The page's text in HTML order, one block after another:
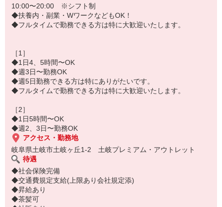
・会計レジ対応
・ラッピングなど
■商品管理
■店内の美化
・開店前/閉店後の清掃
・店頭のハンガー掛け直しなど
★未経験の不安をサポートします！★
教えします。
人気アイテムをお得に購入できるスタッフ割引もあり。
10:00〜20:00 ※シフト制
◆扶養内・副業・WワークなどもOK！
◆フルタイムで勤務できる方は特に大歓迎いたします。
［1］
◆1日4、5時間〜OK
◆週3日〜勤務OK
◆週5日勤務できる方は特にありがたいです。
◆フルタイムで勤務できる方は特に大歓迎いたします。
［2］
◆1日5時間〜OK
◆週2、3日〜勤務OK
アクセス・勤務地
岐阜県土岐市土岐ヶ丘1-2 土岐プレミアム・アウトレット
待遇
◆社会保険完備
◆交通費規定支給(上限あり会社規定添)
◆昇給あり
◆茶髪可